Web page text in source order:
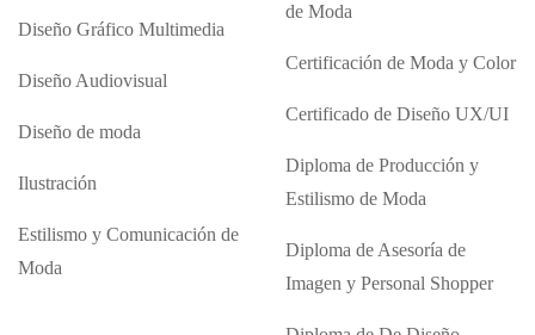
Diseño Gráfico Multimedia
Diseño Audiovisual
Diseño de moda
Ilustración
Estilismo y Comunicación de
Moda
de Moda
Certificación de Moda y Color
Certificado de Diseño UX/UI
Diploma de Producción y
Estilismo de Moda
Diploma de Asesoría de
Imagen y Personal Shopper